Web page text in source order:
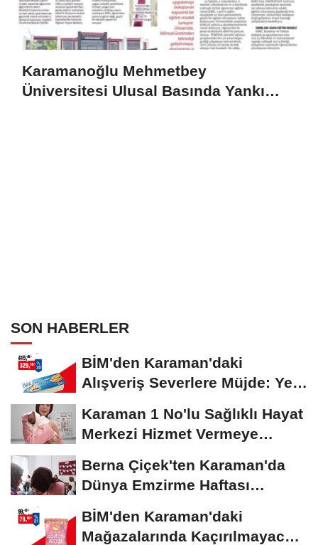
Karamanoğlu Mehmetbey
Üniversitesi Ulusal Basında Yankı
SON HABERLER
BİM'den Karaman'daki
Alışveriş Severlere Müjde: Yeni
Karaman 1 No'lu Sağlıklı Hayat
Merkezi Hizmet Vermeye
Berna Çiçek'ten Karaman'da
Dünya Emzirme Haftası
Etkinliğine Ziyaret
BİM'den Karaman'daki
Mağazalarında Kaçırılmayacak